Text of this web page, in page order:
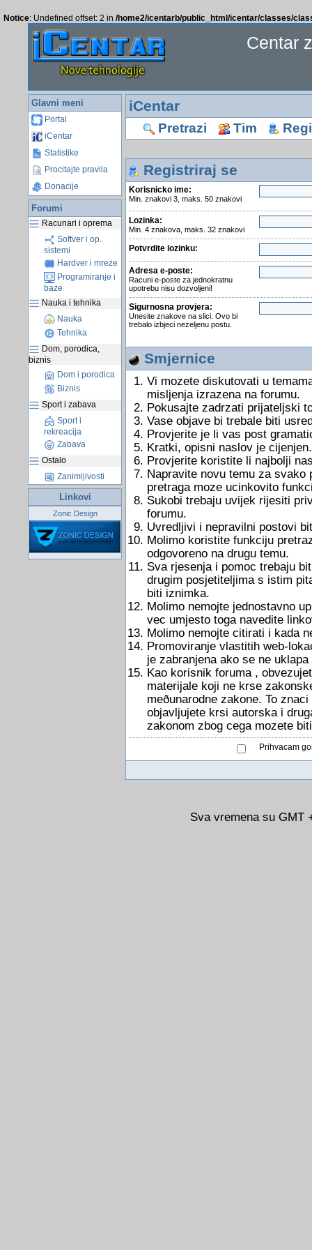
Notice: Undefined offset: 2 in /home2/icentarb/public_html/icentar/classes/
Centar
Glavni meni
Portal
iCentar
Statistike
Procitajte pravila
Donacije
Forumi
Racunari i oprema
Softver i op.
sistemi
Hardver i mreze
Programiranje i
baze
Nauka i tehnika
Nauka
Tehnika
Dom, porodica,
biznis
Dom i porodica
Biznis
Sport i zabava
Sport i
rekreacija
Zabava
Ostalo
Zanimljivosti
Linkovi
Zonic Design
iCentar
Pretrazi Tim
Registriraj se
Korisnicko ime:
Min. znakovi 3, maks. 50 znakovi
Lozinka:
Min. 4 znakova, maks. 32 znakovi
Potvrdite lozinku:
Adresa e-poste:
Racuni e-poste za jednokratnu
upotrebu nisu dozvoljeni!
Sigurnosna provjera:
Unesite znakove na slici. Ovo bi
trebalo izbjeci nezeljenu postu.
Smjernice
Vi mozete diskutovati u
misljenja izrazena na forumu.
Pokusajte zadrzati prijateljski
Vase objave bi trebale biti
Provjerite je li vas post
Kratki, opisni naslov je cijenjen.
Provjerite koristite li najbolji
Napravite novu temu za
pretraga moze ucinkovito
Sukobi trebaju uvijek rijesiti
forumu.
Uvredljivi i nepravilni postovi
Molimo koristite funkciju
odgovoreno na drugu temu.
Sva rjesenja i pomoc trebaju
drugim posjetiteljima s istim
biti iznimka.
Molimo nemojte jednostavno
vec umjesto toga navedite
Molimo nemojte citirati i kada
Promoviranje vlastitih web-
je zabranjena ako se ne uklapa
Kao korisnik foruma ,
materijale koji ne krse
meðunarodne zakone. To
objavljujete krsi autorska i
zakonom zbog cega mozete
Prihvacam
Sva vremena su GMT